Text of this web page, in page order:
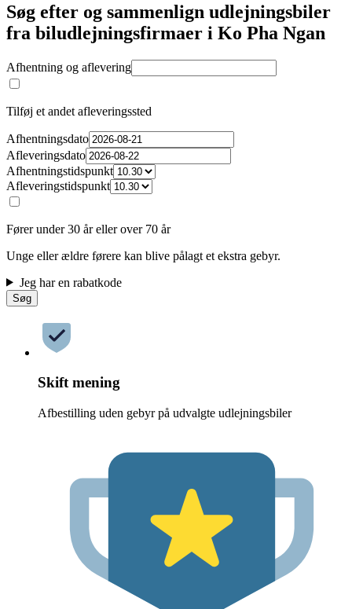
Søg efter og sammenlign udlejningsbiler
fra biludlejningsfirmaer i Ko Pha Ngan
Afhentning og aflevering
Tilføj et andet afleveringssted
Afhentningsdato
Afleveringsdato
Afhentningstidspunkt
Afleveringstidspunkt
Fører under 30 år eller over 70 år
Unge eller ældre førere kan blive pålagt et ekstra gebyr.
Jeg har en rabatkode
Søg
Skift mening
Afbestilling uden gebyr på udvalgte udlejningsbiler